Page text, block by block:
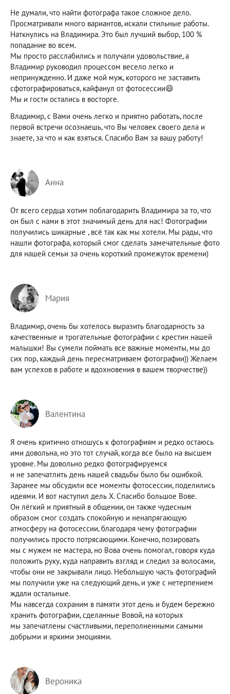
Не думали, что найти фотографа такое сложное дело.
Просматривали много вариантов, искали стильные работы.
Наткнулись на Владимира. Это был лучший выбор, 100 %
попадание во всем.
Мы просто расслабились и получали удовольствие, а
Владимир руководил процессом весело легко и
непринужденно. И даже мой муж, которого не заставить
сфотографироваться, кайфанул от фотосессии😄
Мы и гости остались в восторге.
Владимир, с Вами очень легко и приятно работать, после
первой встречи осознаешь, что Вы человек своего дела и
знаете, за что и как взяться. Спасибо Вам за вашу работу!
Анна
От всего сердца хотим поблагодарить Владимира за то, что
он был с нами в этот значимый день для нас! Фотографии
получились шикарные , всё так как мы хотели. Мы рады, что
нашли фотографа, который смог сделать замечательные фото
для нашей семьи за очень короткий промежуток времени)
Мария
Владимир, очень бы хотелось выразить благодарность за
качественные и трогательные фотографии с крестин нашей
малышки! Вы сумели поймать все важные моменты, мы до
сих пор, каждый день пересматриваем фотографии)) Желаем
вам успехов в работе и вдохновения в вашем творчестве))
Валентина
Я очень критично отношусь к фотографиям и редко остаюсь
ими довольна, но это тот случай, когда все было на высшем
уровне. Мы довольно редко фотографируемся
и не запечатлить день нашей свадьбы было бы ошибкой.
Заранее мы обсудили все моменты фотосессии, поделились
идеями. И вот наступил дель Х. Спасибо большое Вове.
Он лёгкий и приятный в общении, он также чудесным
образом смог создать спокойную и ненапрягающую
атмосферу на фотосессии, благодаря чему фотографии
получились просто потрясающими. Конечно, позировать
мы с мужем не мастера, но Вова очень помогал, говоря куда
положить руку, куда направить взгляд и следил за волосами,
чтобы они не закрывали лицо. Небольшую часть фотографий
мы получили уже на следующий день, и уже с нетерпением
ждали остальные.
Мы навсегда сохраним в памяти этот день и будем бережно
хранить фотографии, сделанные Вовой, на которых
мы запечатлены счастливыми, переполненными самыми
добрыми и яркими эмоциями.
Вероника